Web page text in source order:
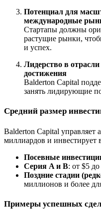
Потенциал для
международные
Стартапы должны
растущие рынки,
и успех.
Лидерство в
достижения
Balderton Capital
занять лидирующие
Средний размер
Balderton Capital управляет
миллиардов и инвестирует
Посевные
Серия A и B: от $5
Поздние стадии
миллионов и более
Примеры успешных